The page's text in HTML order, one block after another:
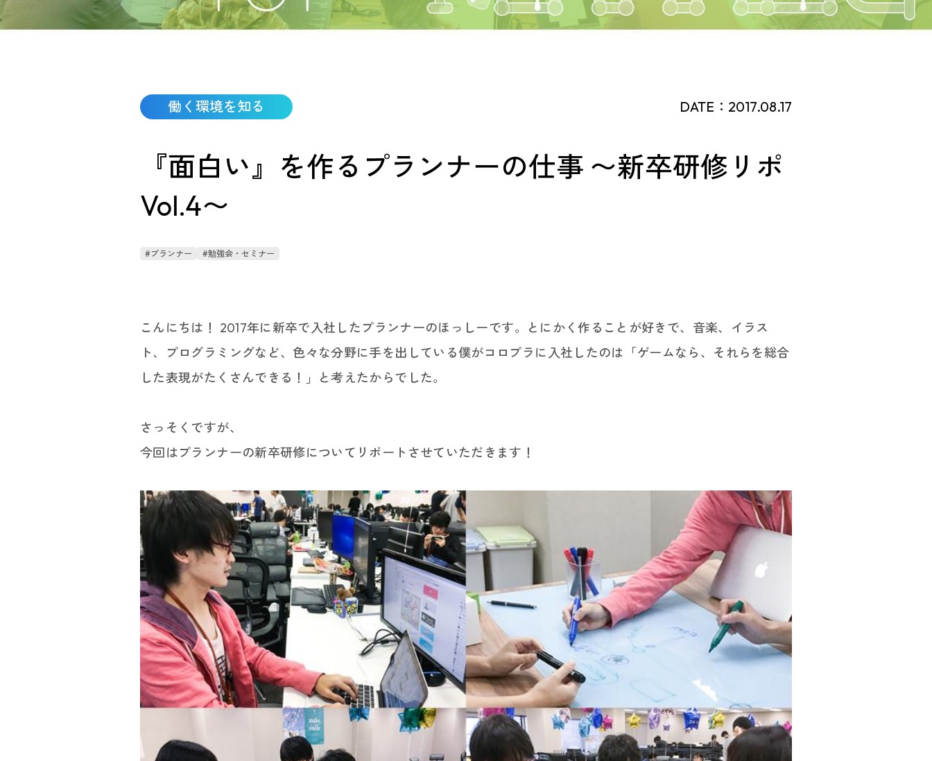
働く環境を知る DATE：2017.08.17
『面白い』を作るプランナーの仕事 〜新卒研修リポ
Vol.4〜
#プランナー #勉強会・セミナー
こんにちは！ 2017年に新卒で入社したプランナーのほっしーです。とにかく作ることが好きで、音楽、イラス
ト、プログラミングなど、色々な分野に手を出している僕がコロプラに入社したのは「ゲームなら、それらを総合
した表現がたくさんできる！」と考えたからでした。
さっそくですが、
今回はプランナーの新卒研修についてリポートさせていただきます！